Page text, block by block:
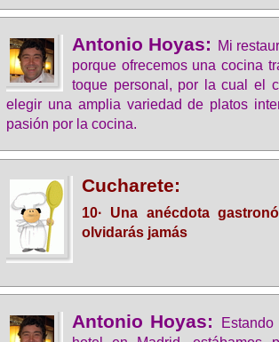
Antonio Hoyas:
Mi
porque ofrecemos una cocina
toque personal, por la cual el
elegir una amplia variedad de platos
pasión por la cocina.
Cucharete:
10· Una anécdota
olvidarás jamás
Antonio Hoyas: